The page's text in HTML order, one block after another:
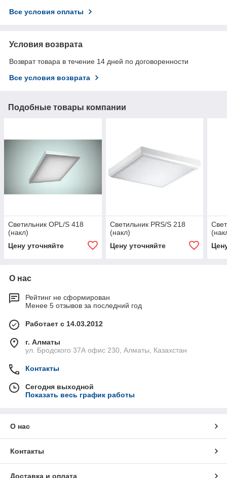
Все условия оплаты
Условия возврата
Возврат товара в течение 14 дней по договоренности
Все условия возврата
Подобные товары компании
Светильник OPL/S 418
(накл)
Цену уточняйте
Светильник PRS/S 218
(накл)
Цену уточняйте
О нас
Рейтинг не сформирован
Менее 5 отзывов за последний год
Работает с 14.03.2012
г. Алматы
ул. Бродского 37А офис 230, Алматы, Казахстан
Контакты
Сегодня выходной
Показать весь график работы
О нас
Контакты
Доставка и оплата